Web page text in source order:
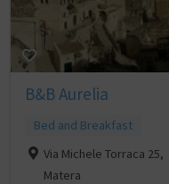
B&B Aurelia
Bed and Breakfast
Via Michele Torraca 25,
Matera